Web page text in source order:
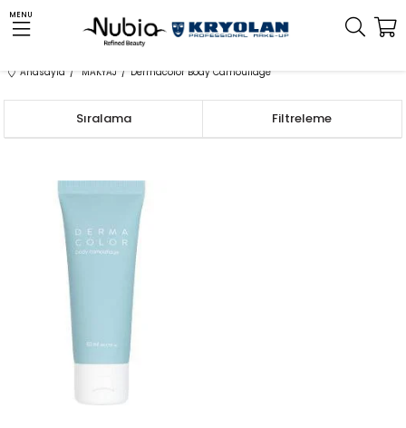
MENU
Anasayfa MAKYAJ Dermacolor Body Camouflage
Filtreleme
Sıralama